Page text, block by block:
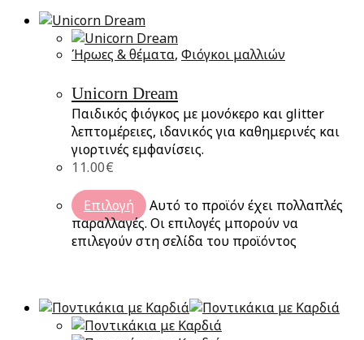
Ήρωες & θέματα, Φιόγκοι μαλλιών
Unicorn Dream
Παιδικός φιόγκος με μονόκερο και glitter
λεπτομέρειες, ιδανικός για καθημερινές και
γιορτινές εμφανίσεις.
11.00€
Επιλογή
Αυτό το προϊόν έχει πολλαπλές
παραλλαγές. Οι επιλογές μπορούν να
επιλεγούν στη σελίδα του προϊόντος